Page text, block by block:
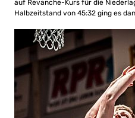
auf Revanche-Kurs für die
Halbzeitstand von 45:32 ging es